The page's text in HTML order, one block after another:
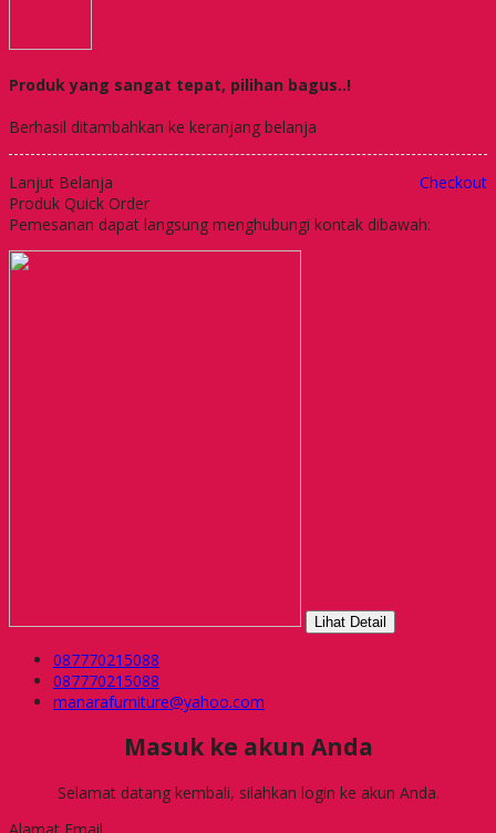
Produk yang sangat tepat, pilihan bagus..!
Berhasil ditambahkan ke keranjang belanja
Lanjut Belanja
Checkout
Produk Quick Order
Pemesanan dapat langsung menghubungi kontak dibawah:
Lihat Detail
087770215088
087770215088
manarafurniture@yahoo.com
Masuk ke akun Anda
Selamat datang kembali, silahkan login ke akun Anda.
Alamat Email